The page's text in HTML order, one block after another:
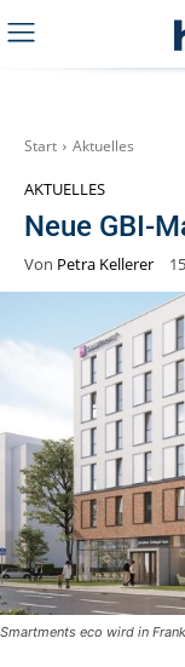
Start Aktuelles
AKTUELLES
Neue GBI-
Von Petra Kellerer
Smartments eco wird in